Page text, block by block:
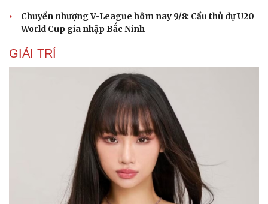
Nam khoa
Làm đẹp - giảm cân
Ăn sạch sống khỏe
Chuyển nhượng V-League hôm nay 9/8: Cầu thủ dự U20
World Cup gia nhập Bắc Ninh
GIẢI TRÍ